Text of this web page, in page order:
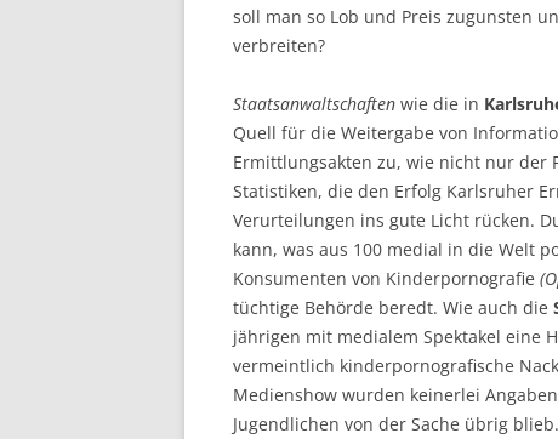
soll man so Lob und Preis zugunsten
verbreiten?
Staatsanwaltschaften wie die in
Quell für die Weitergabe von
Ermittlungsakten zu, wie nicht nur der
Statistiken, die den Erfolg Karlsruher
Verurteilungen ins gute Licht rücken.
kann, was aus 100 medial in die Welt
Konsumenten von Kinderpornografie
tüchtige Behörde beredt. Wie auch die
jährigen mit medialem Spektakel eine
vermeintlich kinderpornografische
Medienshow wurden keinerlei
Jugendlichen von der Sache übrig blieb.